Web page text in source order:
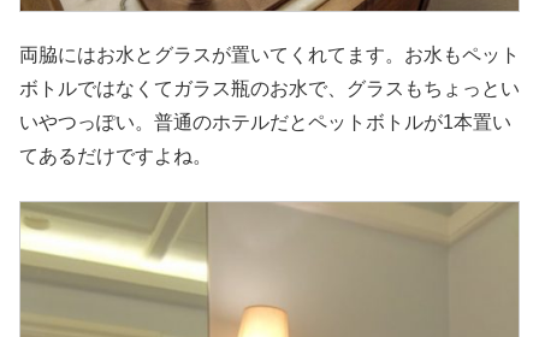
両脇にはお水とグラスが置いてくれてます。お水もペット
ボトルではなくてガラス瓶のお水で、グラスもちょっとい
いやつっぽい。普通のホテルだとペットボトルが1本置い
てあるだけですよね。